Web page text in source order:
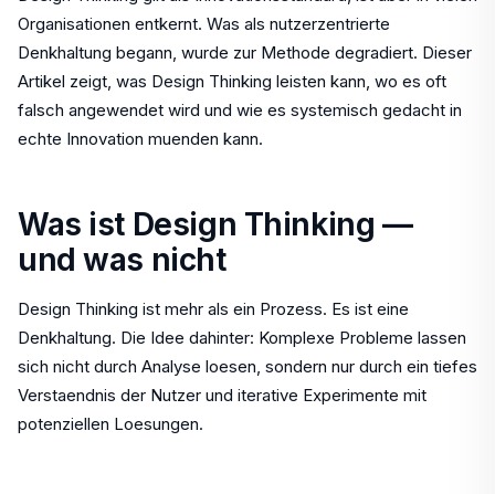
Organisationen entkernt. Was als nutzerzentrierte
Denkhaltung begann, wurde zur Methode degradiert. Dieser
Artikel zeigt, was Design Thinking leisten kann, wo es oft
falsch angewendet wird und wie es systemisch gedacht in
echte Innovation muenden kann.
Was ist Design Thinking —
und was nicht
Design Thinking ist mehr als ein Prozess. Es ist eine
Denkhaltung. Die Idee dahinter: Komplexe Probleme lassen
sich nicht durch Analyse loesen, sondern nur durch ein tiefes
Verstaendnis der Nutzer und iterative Experimente mit
potenziellen Loesungen.